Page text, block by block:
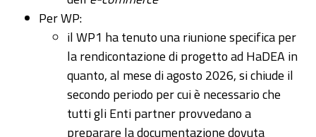
Per WP:
il WP1 ha tenuto una riunione specifica per
la rendicontazione di progetto ad HaDEA in
quanto, al mese di agosto 2026, si chiude il
secondo periodo per cui è necessario che
tutti gli Enti partner provvedano a
preparare la documentazione dovuta